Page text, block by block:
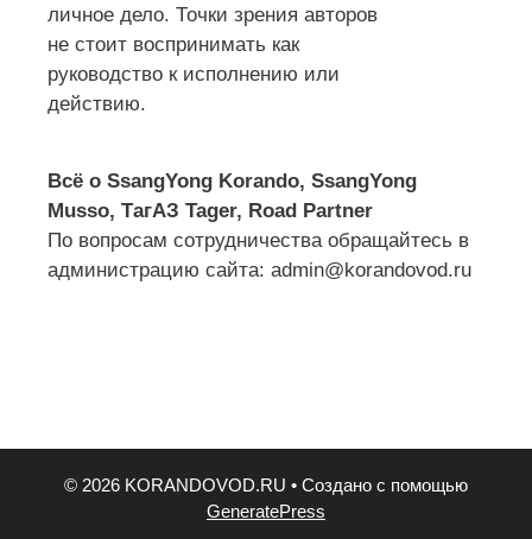
личное дело. Точки зрения авторов
не стоит воспринимать как
руководство к исполнению или
действию.
Всё о SsangYong Korando, SsangYong
Musso, ТагАЗ Tager, Road Partner
По вопросам сотрудничества обращайтесь в
администрацию сайта: admin@korandovod.ru
© 2026 KORANDOVOD.RU • Создано с помощью
GeneratePress